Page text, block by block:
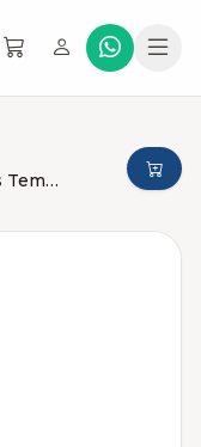
Pintura en Spray Flamingo para Altas Temperaturas